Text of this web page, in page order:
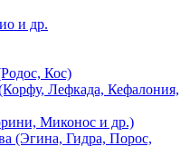
и др.
Кос)
Лефкада, Кефалония,
Миконос и др.)
Гидра, Порос,